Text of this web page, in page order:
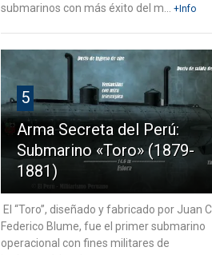
submarinos con más éxito del m...
+Info
5
Arma Secreta del Perú:
Submarino «Toro» (1879-
1881)
El “Toro”, diseñado y fabricado por Juan C.
Federico Blume, fue el primer submarino
operacional con fines militares de